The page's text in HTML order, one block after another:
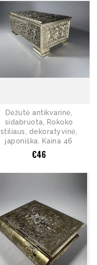
Dėžutė antikvarinė,
sidabruota, Rokoko
stiliaus, dekoratyvinė,
japoniška. Kaina 46
€46